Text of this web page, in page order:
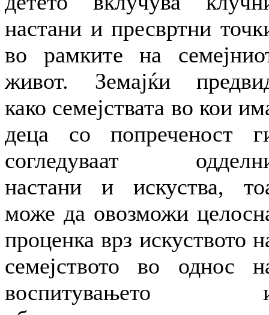
настани и пресвртни
во рамките на
живот. Земајќи
како семејствата во кои
деца со попреченост
согледуваат
настани и искуства,
може да овозможи
проценка врз искуството
семејството во однос
воспитувањето